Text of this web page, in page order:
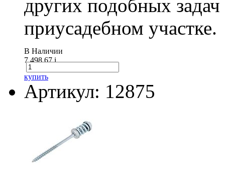
других подобных
приусадебном участке.
В Наличии
7 498.67i
купить
Артикул: 12875